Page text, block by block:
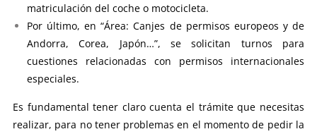
matriculación del coche o motocicleta.
Por último, en “Área: Canjes de permisos europeos y de
Andorra, Corea, Japón…”, se solicitan turnos para
cuestiones relacionadas con permisos internacionales
especiales.
Es fundamental tener claro cuenta el trámite que necesitas
realizar, para no tener problemas en el momento de pedir la